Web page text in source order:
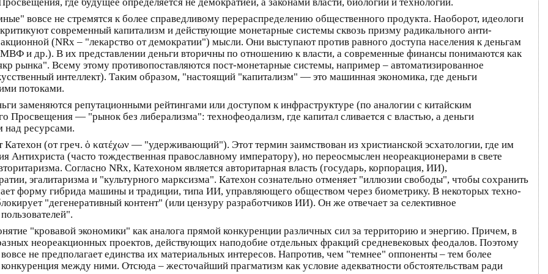
вовсе не стремятся к более справедливому перераспределению общественного продукта. Наоборот, идеологи
современный капитализм и действующие монетарные системы сквозь призму радикального анти-
(NRx – "лекарство от демократии") мысли. Они выступают против равного доступа населения к деньгам
и др.). В их представлении деньги вторичны по отношению к власти, а современные финансы понимаются как
рынка". Всему этому противопоставляются пост-монетарные системы, например – автоматизированное
интеллект). Таким образом, "настоящий "капитализм" — это машинная экономика, где деньги
потоками.
заменяются репутационными рейтингами или доступом к инфраструктуре (по аналогии с китайским
— "рынок без либерализма": технофеодализм, где капитал сливается с властью, а деньги
над ресурсами.
(от греч. ὁ κατέχων — "удерживающий"). Этот термин заимствован из христианской эсхатологии, где им
Антихриста (часто тождественная православному императору), но переосмыслен неореакционерами в свете
Согласно NRx, Катехоном является авторитарная власть (государь, корпорация, ИИ),
эгалитаризма и "культурного марксизма". Катехон сознательно отменяет "иллюзии свободы", чтобы сохранить
форму гибрида машины и традиции, типа ИИ, управляющего обществом через биометрику. В некоторых техно-
"дегенеративный контент" (или цензуру разработчиков ИИ). Он же отвечает за селективное
"кровавой экономики" как аналога прямой конкуренции различных сил за территорию и энергию. Причем, в
неореакционных проектов, действующих наподобие отдельных фракций средневековых феодалов. Поэтому
не предполагает единства их материальных интересов. Напротив, чем "темнее" оппоненты – тем более
между ними. Отсюда – жесточайший прагматизм как условие адекватности обстоятельствам ради